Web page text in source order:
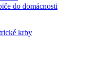
do domácnosti
krby